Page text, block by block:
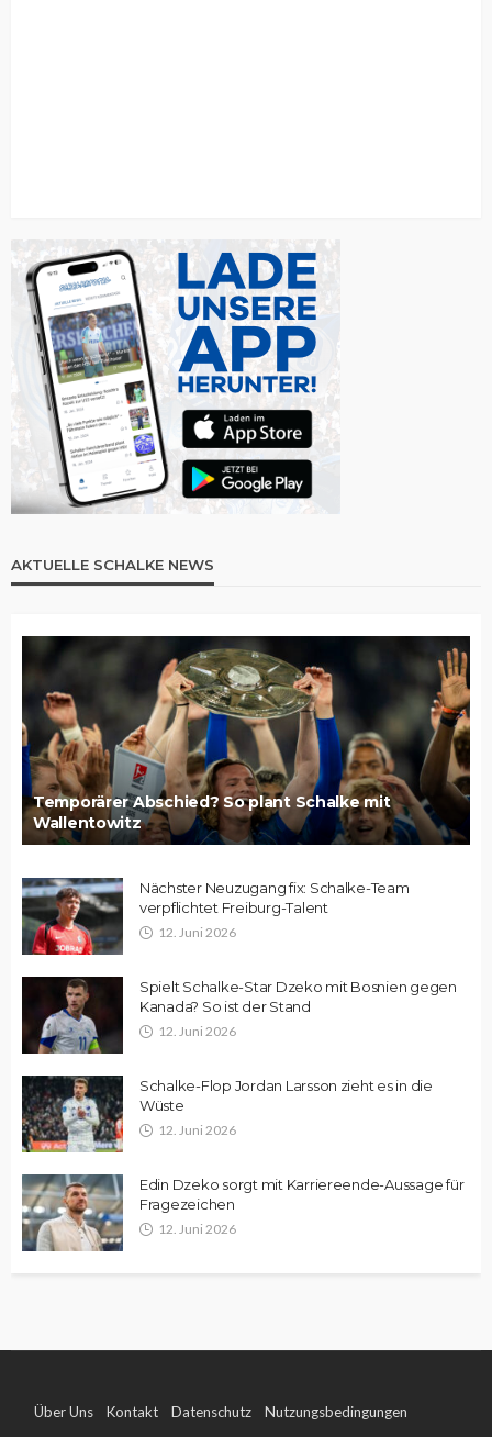
AKTUELLE SCHALKE NEWS
Temporärer Abschied? So plant Schalke mit
Wallentowitz
Nächster Neuzugang fix: Schalke-Team
verpflichtet Freiburg-Talent
12. Juni 2026
Spielt Schalke-Star Dzeko mit Bosnien gegen
Kanada? So ist der Stand
12. Juni 2026
Schalke-Flop Jordan Larsson zieht es in die
Wüste
12. Juni 2026
Edin Dzeko sorgt mit Karriereende-Aussage für
Fragezeichen
12. Juni 2026
Über Uns Kontakt Datenschutz Nutzungsbedingungen